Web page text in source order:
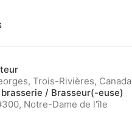
Trois-Rivières, Canada
/ Brasseur(-euse)
Notre-Dame de l'île